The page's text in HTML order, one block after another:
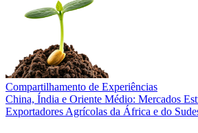
Compartilhamento de Experiências
China, Índia e Oriente Médio: Mercados
Exportadores Agrícolas da África e do